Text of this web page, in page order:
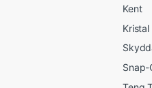
Kent
Kristal
Snap-